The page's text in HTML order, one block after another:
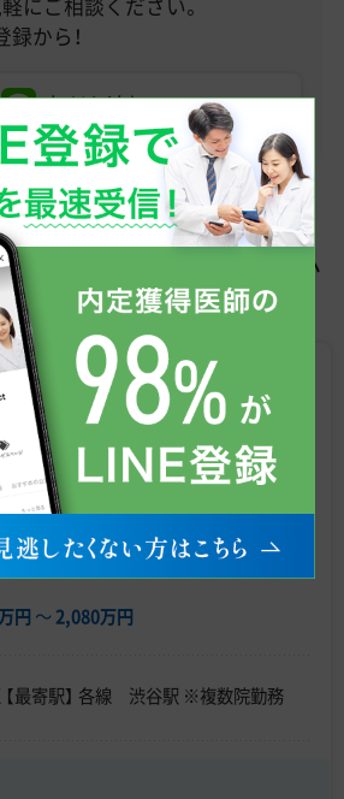
にご相談ください。
から！
友だち追加
た人はこちらも見てい
ます
【渋谷／年収 2000万円台】男性向け
医療脱毛／転科歓迎／週4日～OK／
自由診療未経験の医師も大歓迎《ゴ
リラクリニック 渋谷院》
円 〜2,080万円
【最寄駅】 各線 渋谷駅 ※複数院勤務